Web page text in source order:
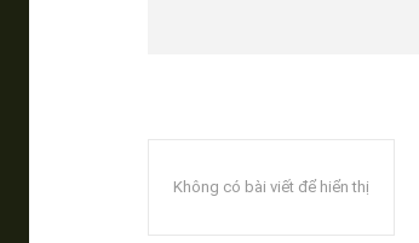
Không có bài viết để hiển thị